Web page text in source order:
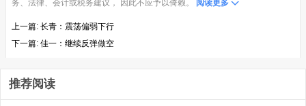
务、法律、会计或税务建议， 因此不应予以倚赖。
阅读更多
上一篇: 长青：震荡偏弱下行
下一篇: 佳一：继续反弹做空
推荐阅读